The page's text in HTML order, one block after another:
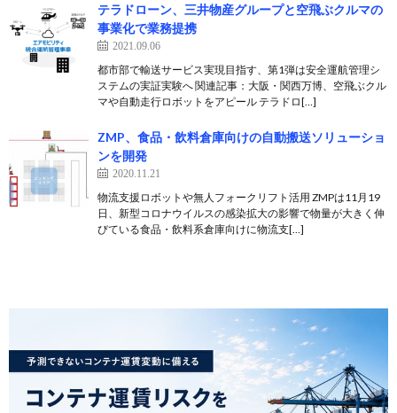
テラドローン、三井物産グループと空飛ぶクルマの
事業化で業務提携
2021.09.06
都市部で輸送サービス実現目指す、第1弾は安全運航管理シ
ステムの実証実験へ 関連記事：大阪・関西万博、空飛ぶクル
マや自動走行ロボットをアピール テラドロ[…]
ZMP、食品・飲料倉庫向けの自動搬送ソリューショ
ンを開発
2020.11.21
物流支援ロボットや無人フォークリフト活用 ZMPは11月19
日、新型コロナウイルスの感染拡大の影響で物量が大きく伸
びている食品・飲料系倉庫向けに物流支[…]